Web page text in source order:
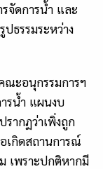
จัดการน้ำ และ
ธรรมระหว่าง
ณะอนุกรรมการฯ
รน้ำ แผนงบ
ากฏว่าเพิ่งถูก
เกิดสถานการณ์
เพราะปกติหากมี